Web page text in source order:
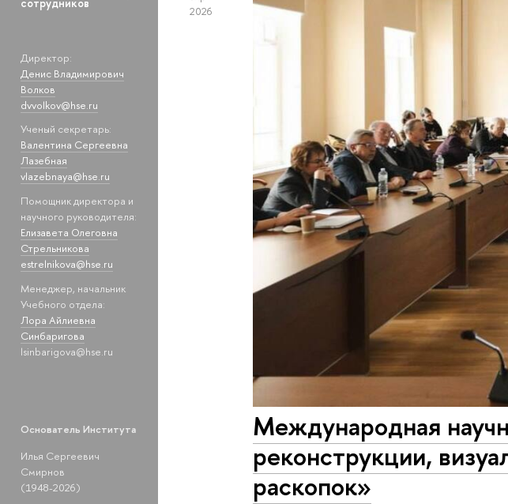
Директор:
Денис Владимирович
Волков
dvvolkov@hse.ru
Ученый секретарь:
Валентина Сергеевна
Лазебная
vlazebnaya@hse.ru
Помощник директора и
научного руководителя:
Елизавета Олеговна
Стрельникова
estrelnikova@hse.ru
Менеджер, начальник
Учебного отдела:
Лора Айлиевна
Синбаригова
lsinbarigova@hse.ru
Основатель Института
Илья Сергеевич
Смирнов
(1948-2026)
2026
Международная
реконструкции,
раскопок»